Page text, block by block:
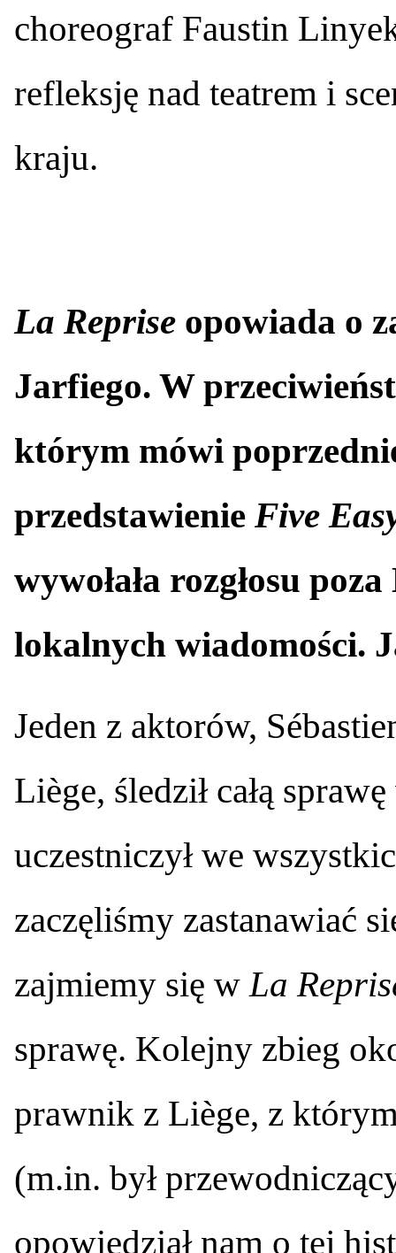
choreograf Faustin
refleksję nad teatrem i
kraju.
La Reprise opowiada o
Jarfiego. W
którym mówi
przedstawienie Five
wywołała rozgłosu
lokalnych wiadomości.
Jeden z aktorów,
Liège, śledził całą
uczestniczył we
zaczęliśmy zastanawiać
zajmiemy się w La
sprawę. Kolejny zbieg
prawnik z Liège, z
(m.in. był
opowiedział nam o tej